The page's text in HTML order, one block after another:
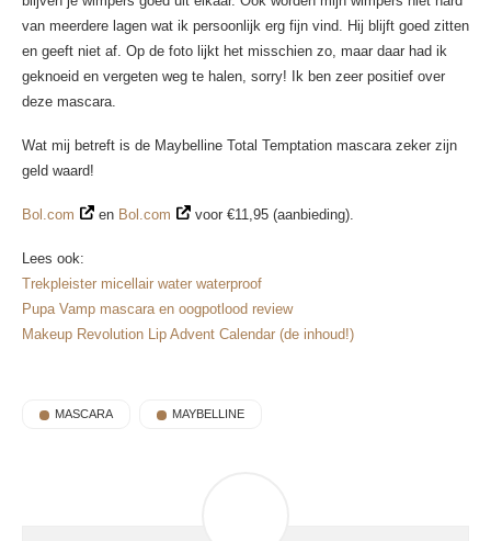
van meerdere lagen wat ik persoonlijk erg fijn vind. Hij blijft goed zitten
en geeft niet af. Op de foto lijkt het misschien zo, maar daar had ik
geknoeid en vergeten weg te halen, sorry! Ik ben zeer positief over
deze mascara.
Wat mij betreft is de Maybelline Total Temptation mascara zeker zijn
geld waard!
Bol.com en Bol.com voor €11,95 (aanbieding).
Lees ook:
Trekpleister micellair water waterproof
Pupa Vamp mascara en oogpotlood review
Makeup Revolution Lip Advent Calendar (de inhoud!)
MASCARA MAYBELLINE